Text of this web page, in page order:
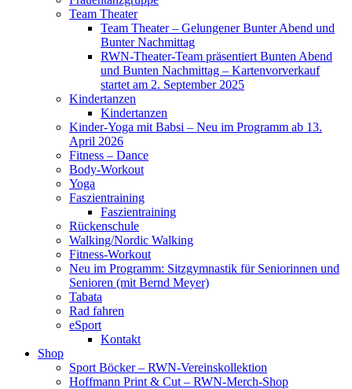
Team Theater
Team Theater – Gelungener Bunter Abend und
Bunter Nachmittag
RWN-Theater-Team präsentiert Bunten Abend
und Bunten Nachmittag – Kartenvorverkauf
startet am 2. September 2025
Kindertanzen
Kindertanzen
Kinder-Yoga mit Babsi – Neu im Programm ab 13.
April 2026
Fitness – Dance
Body-Workout
Yoga
Faszientraining
Faszientraining
Rückenschule
Walking/Nordic Walking
Fitness-Workout
Neu im Programm: Sitzgymnastik für Seniorinnen und
Senioren (mit Bernd Meyer)
Tabata
Rad fahren
eSport
Kontakt
Shop
Sport Böcker – RWN-Vereinskollektion
Hoffmann Print & Cut – RWN-Merch-Shop